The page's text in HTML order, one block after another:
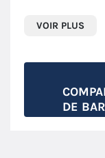
VOIR PLUS
DE